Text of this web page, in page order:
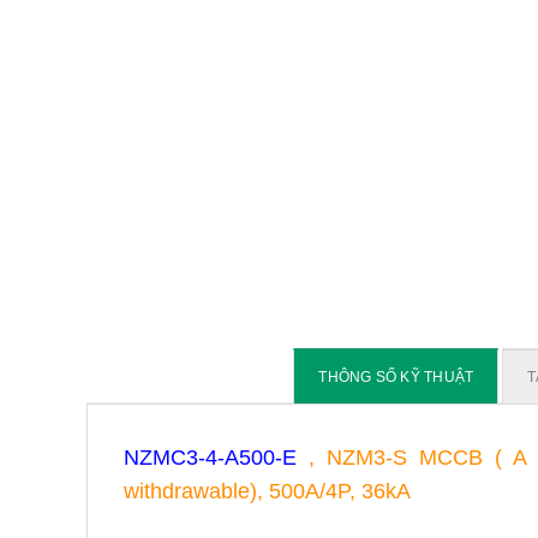
THÔNG SỐ KỸ THUẬT
NZMC3-4-A500-E , NZM3-S MCCB ( A
withdrawable), 500A/4P, 36kA